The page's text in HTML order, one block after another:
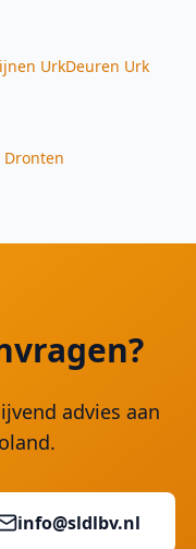
UrkDeuren Urk
Dronten
advies aan
info@sldlbv.nl